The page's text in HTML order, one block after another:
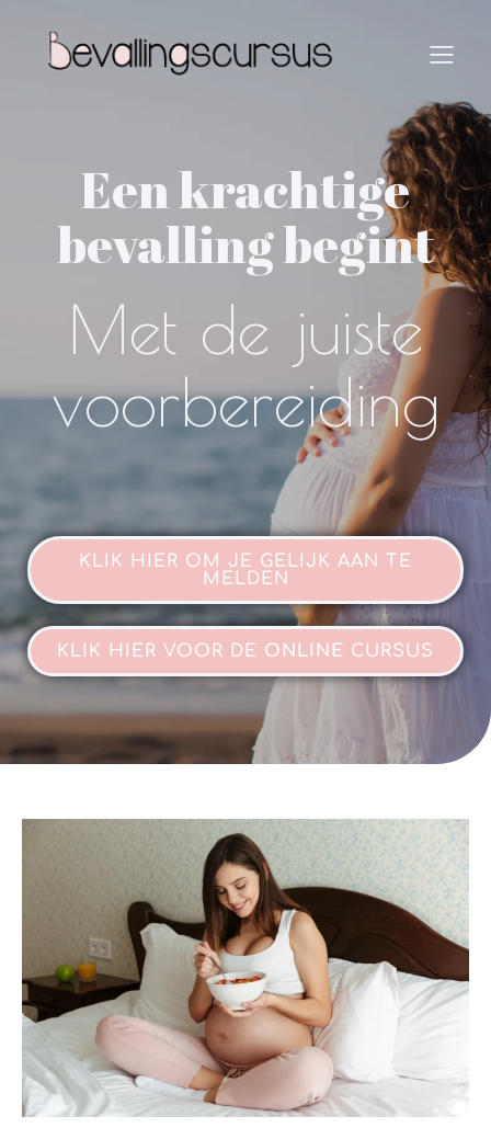
Een krachtige
bevalling begint
Met de juiste
voorbereiding
KLIK HIER OM JE GELIJK AAN TE
MELDEN
KLIK HIER VOOR DE ONLINE CURSUS